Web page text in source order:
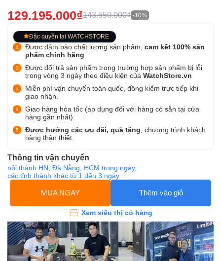
129.195.000₫143.550.000₫ -10%
Đặc quyền tại WATCHSTORE
Được đảm bảo chất lượng sản phẩm, cam kết 100% sản
phẩm chính hãng
Được đổi trả sản phẩm trong trường hợp sản phẩm bị lỗi
trong vòng 3 ngày theo điều kiện của WatchStore.vn
Miễn phí vận chuyển toàn quốc, đồng kiểm trực tiếp khi
giao nhận.
Giao hàng hỏa tốc (áp dụng đối với hàng có sẵn tại cửa
hàng gần nhất)
Được hưởng các ưu đãi, quà tặng , chương trình khách
hàng thân thiết.
Thông tin vận chuyển
nội thành HN, Đà Nẵng, HCM trong ngày,
các tỉnh thành khác từ 1 đến 3 ngày
MUA NGAY Thêm vào giỏ
Xem siêu thị có hàng